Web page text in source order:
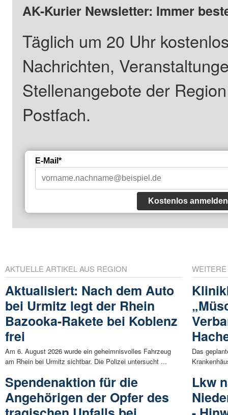
AK-Kurier Newsletter: Immer
Täglich um 20 Uhr
Nachrichten,
Stellenangebote der
Postfach.
E-Mail*
Kostenlos anmelden
AKTUELLE ARTIKEL AUS REGION
Aktualisiert: Nach dem Auto
bei Urmitz legt der Rhein
Bazooka-Rakete bei Koblenz
frei
Am 6. August 2026 wurde ein geheimnisvolles Fahrzeug
am Rhein bei Urmitz sichtbar. Die Polizei untersucht ...
Spendenaktion für die
Angehörigen der Opfer des
Das
Lkw